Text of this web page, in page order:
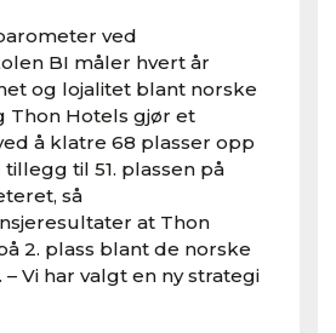
ved
BI måler hvert år
og lojalitet blant norske
Thon Hotels gjør et
å klatre 68 plasser opp
tillegg til 51. plassen på
så
at Thon
2. plass blant de norske
Vi har valgt en ny strategi